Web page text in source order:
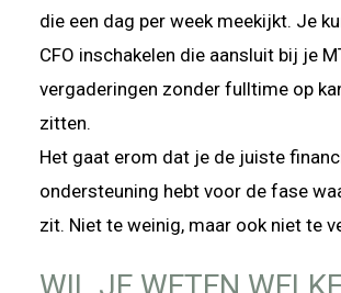
die een dag per week meekijkt. Je
CFO inschakelen die aansluit bij je
vergaderingen zonder fulltime op
zitten.
Het gaat erom dat je de juiste
ondersteuning hebt voor de fase
zit. Niet te weinig, maar ook niet te